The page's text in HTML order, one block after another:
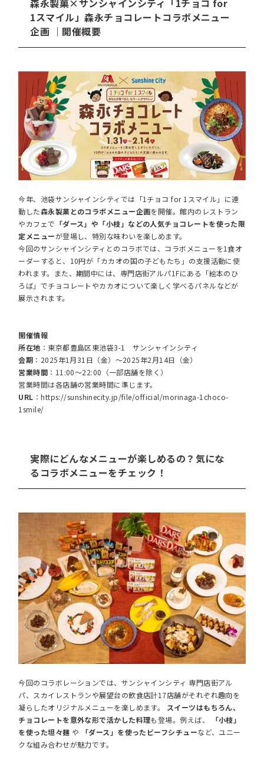
1スマイル」森永チョコレートコラボメニュー
企画 ｜開催概要
今年、池袋サンシャインシティでは「1チョコ for 1スマイル」に連
動した森永製菓とのコラボメニュー企画を開催。館内のレストラン
やカフェで 「ダース」や「小枝」などの人気チョコレートを使った限
定メニューが登場し、特別な味わいを楽しめます。
今回のサンシャインシティとのコラボでは、コラボメニューを1食オ
ーダーすると、10円が「カカオの国の子どもたち」の支援活動に使
われます。また、期間中には、専門店街アルパ1Fにある「絵本のひ
ろば」でチョコレートやカカオについて楽しく学べるパネルなどが
展示されます。
開催情報
所在地 ：東京都豊島区東池袋3-1 サンシャインシティ
会期 ：2025年1月31日（金）～2025年2月14日（金）
営業時間 ：11:00～22:00（一部店舗を除く）
営業時間は各店舗の営業時間に準じます。
URL ：https://sunshinecity.jp/file/official/morinaga-1choco-
1smile/
実際にどんなメニューが楽しめるの？気にな
るコラボメニューをチェック！
今回のコラボレーションでは、サンシャインシティ 専門店街アル
パ、スカイレストランや展望台の飲食店計17店舗がそれぞれ趣向を
凝らしたオリジナルメニューを楽しめます。
スイーツはもちろん、
チョコレートを意外な形で活かした料理も登場。例えば、
「小枝」
を使った坦々麺 や 「ダース」を使ったビーフシチューなど、ユニー
クな組み合わせが魅力です。